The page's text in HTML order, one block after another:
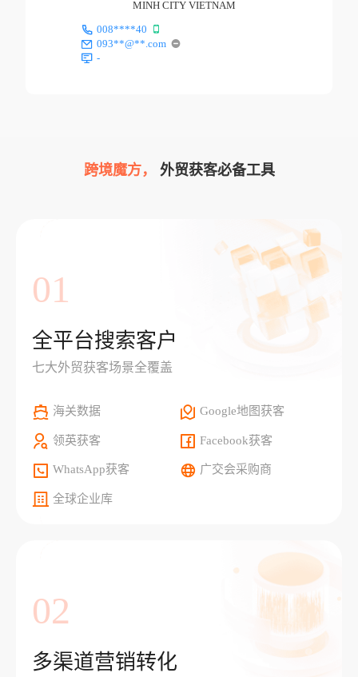
MINH CITY VIETNAM
008****40
093**@**.com
-
跨境魔方， 外贸获客必备工具
01
全平台搜索客户
七大外贸获客场景全覆盖
海关数据 Google地图获客
领英获客 Facebook获客
WhatsApp获客 广交会采购商
全球企业库
02
多渠道营销转化